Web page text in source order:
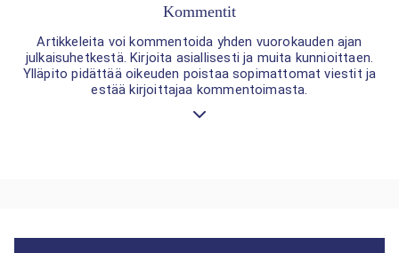
Kommentit
Artikkeleita voi kommentoida yhden vuorokauden ajan
julkaisuhetkestä. Kirjoita asiallisesti ja muita kunnioittaen.
Ylläpito pidättää oikeuden poistaa sopimattomat viestit ja
estää kirjoittajaa kommentoimasta.